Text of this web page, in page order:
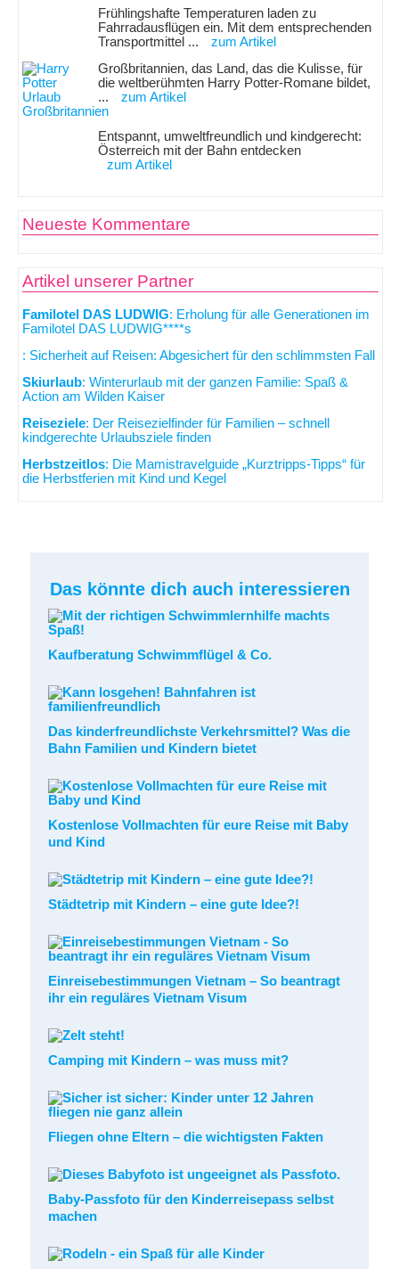
Frühlingshafte Temperaturen laden zu
Fahrradausflügen ein. Mit dem entsprechenden
Transportmittel ...
zum Artikel
Großbritannien, das Land, das die Kulisse, für
die weltberühmten Harry Potter-Romane bildet,
...
zum Artikel
Entspannt, umweltfreundlich und kindgerecht:
Österreich mit der Bahn entdecken
zum Artikel
Neueste Kommentare
Artikel unserer Partner
Familotel DAS LUDWIG: Erholung für alle Generationen im
Familotel DAS LUDWIG****s
: Sicherheit auf Reisen: Abgesichert für den schlimmsten Fall
Skiurlaub: Winterurlaub mit der ganzen Familie: Spaß &
Action am Wilden Kaiser
Reiseziele: Der Reisezielfinder für Familien – schnell
kindgerechte Urlaubsziele finden
Herbstzeitlos: Die Mamistravelguide „Kurztripps-Tipps“ für
die Herbstferien mit Kind und Kegel
Das könnte dich auch interessieren
Kaufberatung Schwimmflügel & Co.
Das kinderfreundlichste Verkehrsmittel? Was die
Bahn Familien und Kindern bietet
Kostenlose Vollmachten für eure Reise mit Baby
und Kind
Städtetrip mit Kindern – eine gute Idee?!
Einreisebestimmungen Vietnam – So beantragt
ihr ein reguläres Vietnam Visum
Camping mit Kindern – was muss mit?
Fliegen ohne Eltern – die wichtigsten Fakten
Baby-Passfoto für den Kinderreisepass selbst
machen